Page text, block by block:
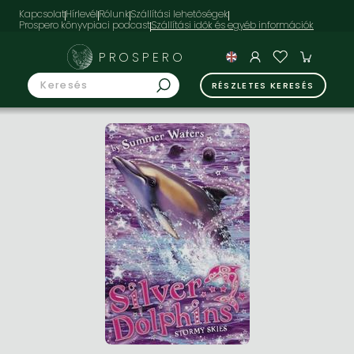
KapcsolatHírlevélRólunkSzállítási lehetőségek
Prospero könyvpiaci podcast
PROSPERO
RÉSZLETES KERESÉS